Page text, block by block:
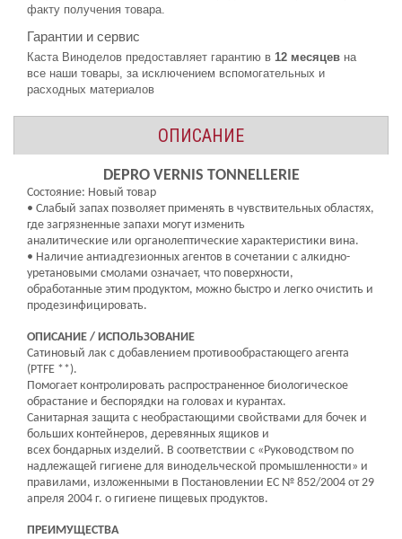
факту получения товара.
Гарантии и сервис
Каста Виноделов предоставляет гарантию в 12 месяцев на
все наши товары, за исключением вспомогательных и
расходных материалов
ОПИСАНИЕ
DEPRO VERNIS TONNELLERIE
Состояние: Новый товар
• Слабый запах позволяет применять в чувствительных областях,
где загрязненные запахи могут изменить
аналитические или органолептические характеристики вина.
• Наличие антиадгезионных агентов в сочетании с алкидно-
уретановыми смолами означает, что поверхности,
обработанные этим продуктом, можно быстро и легко очистить и
продезинфицировать.
ОПИСАНИЕ / ИСПОЛЬЗОВАНИЕ
Сатиновый лак с добавлением противообрастающего агента
(PTFE **).
Помогает контролировать распространенное биологическое
обрастание и беспорядки на головах и курантах.
Санитарная защита с необрастающими свойствами для бочек и
больших контейнеров, деревянных ящиков и
всех бондарных изделий. В соответствии с «Руководством по
надлежащей гигиене для винодельческой промышленности» и
правилами, изложенными в Постановлении ЕС № 852/2004 от 29
апреля 2004 г. о гигиене пищевых продуктов.
ПРЕИМУЩЕСТВА